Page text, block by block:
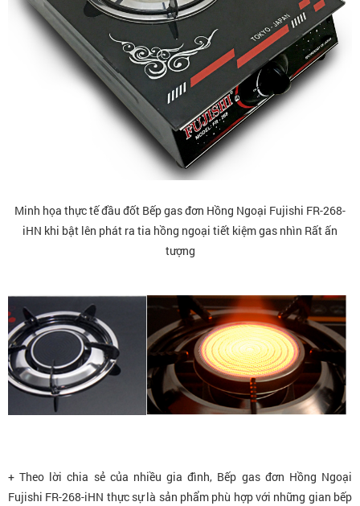
Minh họa thực tế đầu đốt Bếp gas đơn Hồng Ngoại Fujishi FR-268-
iHN khi bật lên phát ra tia hồng ngoại tiết kiệm gas nhìn Rất ấn
tượng
+ Theo lời chia sẻ của nhiều gia đình, Bếp gas đơn Hồng Ngoại
Fujishi FR-268-iHN thực sự là sản phẩm phù hợp với những gian bếp